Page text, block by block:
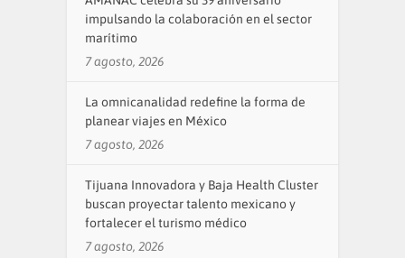
impulsando la colaboración en el sector
marítimo
7 agosto, 2026
La omnicanalidad redefine la forma de
planear viajes en México
7 agosto, 2026
Tijuana Innovadora y Baja Health Cluster
buscan proyectar talento mexicano y
fortalecer el turismo médico
7 agosto, 2026